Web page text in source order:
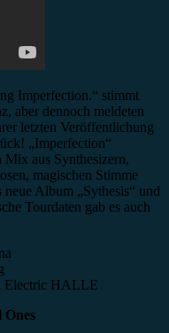
Imperfection.“ stimmt
aber dennoch meldeten
letzten Veröffentlichung
„Imperfection“
Mix aus Synthesizern,
magischen Stimme
Album „Sythesis“ und
Tourdaten gab es auch
Electric HALLE
Ones